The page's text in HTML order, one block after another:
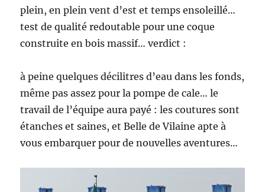
plein, en plein vent d’est et temps ensoleillé…
test de qualité redoutable pour une coque
construite en bois massif… verdict :
à peine quelques décilitres d’eau dans les fonds,
même pas assez pour la pompe de cale… le
travail de l’équipe aura payé : les coutures sont
étanches et saines, et Belle de Vilaine apte à
vous embarquer pour de nouvelles aventures…